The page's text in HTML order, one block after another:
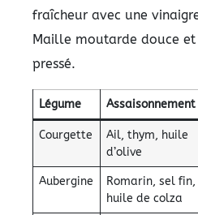
fraîcheur avec une
Maille moutarde douce
pressé.
Légume Assaisonnement
Courgette
Ail, thym, huile
d’olive
Aubergine
Romarin, sel fin,
huile de colza